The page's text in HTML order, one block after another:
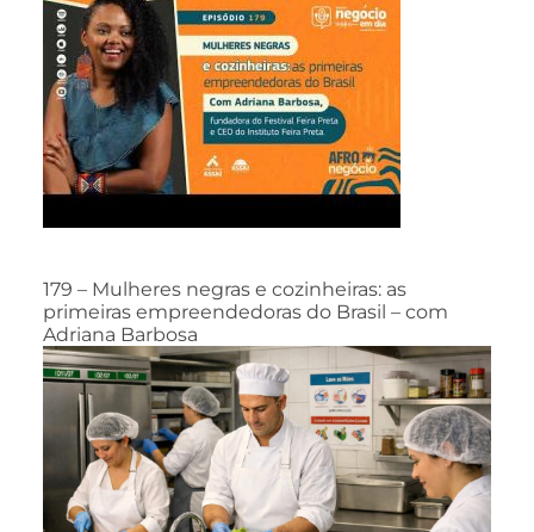
179 – Mulheres negras e cozinheiras: as
primeiras empreendedoras do Brasil – com
Adriana Barbosa